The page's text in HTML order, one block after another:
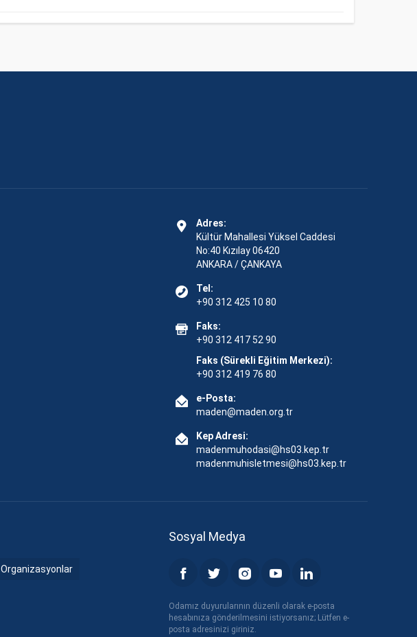
Adres:
Kültür Mahallesi Yüksel Caddesi
No:40 Kızılay 06420
ANKARA / ÇANKAYA
Tel:
+90 312 425 10 80
Faks:
+90 312 417 52 90
Faks (Sürekli Eğitim Merkezi):
+90 312 419 76 80
e-Posta:
maden@maden.org.tr
Kep Adresi:
madenmuhodasi@hs03.kep.tr
madenmuhisletmesi@hs03.kep.tr
Organizasyonlar
Sosyal Medya
Odamız duyurularının düzenli olarak e-posta
hesabınıza gönderilmesini istiyorsanız; Lütfen e-
posta adresinizi giriniz.